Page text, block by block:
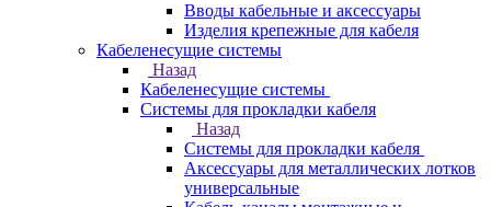
Вводы кабельные и аксессуары
Изделия крепежные для кабеля
Кабеленесущие системы
Назад
Кабеленесущие системы
Системы для прокладки кабеля
Назад
Системы для прокладки кабеля
Аксессуары для металлических лотков
универсальные